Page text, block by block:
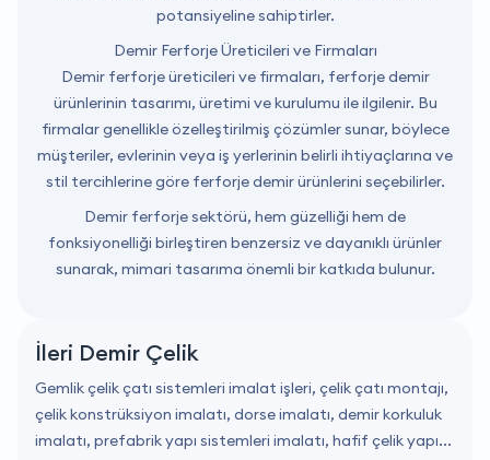
potansiyeline sahiptirler.
Demir Ferforje Üreticileri ve Firmaları
Demir ferforje üreticileri ve firmaları, ferforje demir
ürünlerinin tasarımı, üretimi ve kurulumu ile ilgilenir. Bu
firmalar genellikle özelleştirilmiş çözümler sunar, böylece
müşteriler, evlerinin veya iş yerlerinin belirli ihtiyaçlarına ve
stil tercihlerine göre ferforje demir ürünlerini seçebilirler.
Demir ferforje sektörü, hem güzelliği hem de
fonksiyonelliği birleştiren benzersiz ve dayanıklı ürünler
sunarak, mimari tasarıma önemli bir katkıda bulunur.
İleri Demir Çelik
Gemlik çelik çatı sistemleri imalat işleri, çelik çatı montajı,
çelik konstrüksiyon imalatı, dorse imalatı, demir korkuluk
imalatı, prefabrik yapı sistemleri imalatı, hafif çelik yapı...